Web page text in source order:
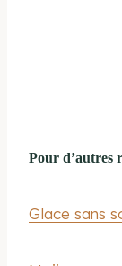
Pour d’autres
Glace sans